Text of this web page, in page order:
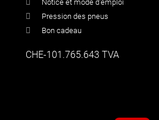
Notice et mode d'emploi
Pression des pneus
Bon cadeau
CHE-101.765.643 TVA